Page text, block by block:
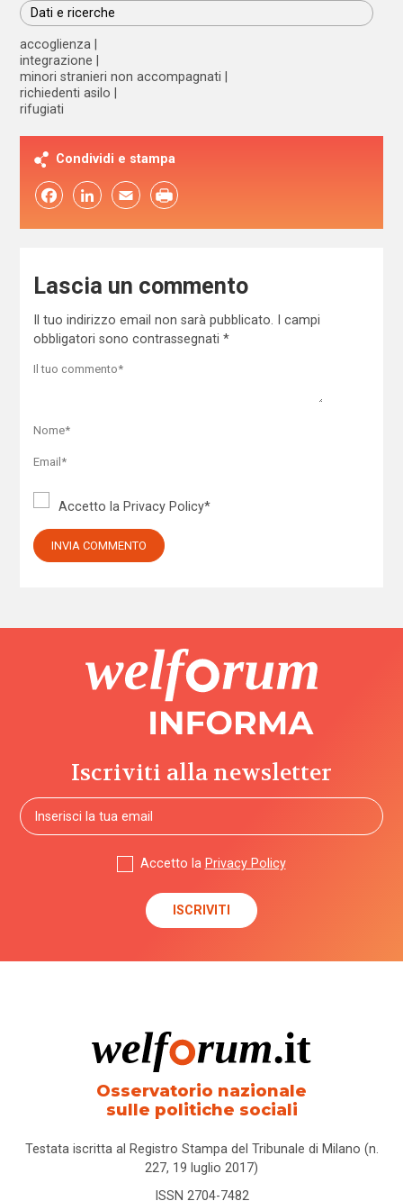
Dati e ricerche
accoglienza
integrazione
minori stranieri non accompagnati
richiedenti asilo
rifugiati
Condividi e stampa
FacebookLinkedIn Email
Lascia un commento
Il tuo indirizzo email non sarà pubblicato.
I campi
obbligatori sono contrassegnati *
Accetto la Privacy Policy*
Iscriviti alla newsletter
Accetto la Privacy Policy
Osservatorio nazionale
sulle politiche sociali
Testata iscritta al Registro Stampa del Tribunale di Milano (n.
227, 19 luglio 2017)
ISSN 2704-7482